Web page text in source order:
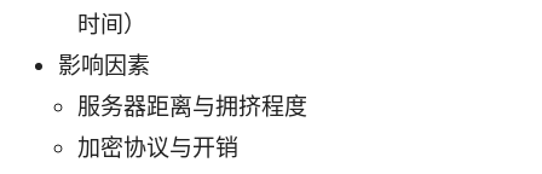
时间）
影响因素
服务器距离与拥挤程度
加密协议与开销